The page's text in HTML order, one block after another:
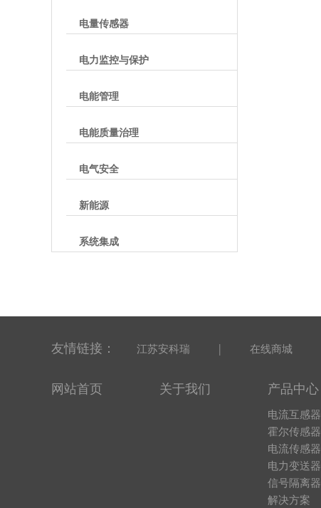
电量传感器
电力监控与保护
电能管理
电能质量治理
电气安全
新能源
系统集成
友情链接： 江苏安科瑞 | 在线商城
网站首页 关于我们 产品中心
电流互感器
霍尔传感器
电流传感器
电力变送器
信号隔离器
解决方案